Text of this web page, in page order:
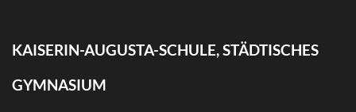
KAISERIN-AUGUSTA-SCHULE, STÄDTISCHES
GYMNASIUM